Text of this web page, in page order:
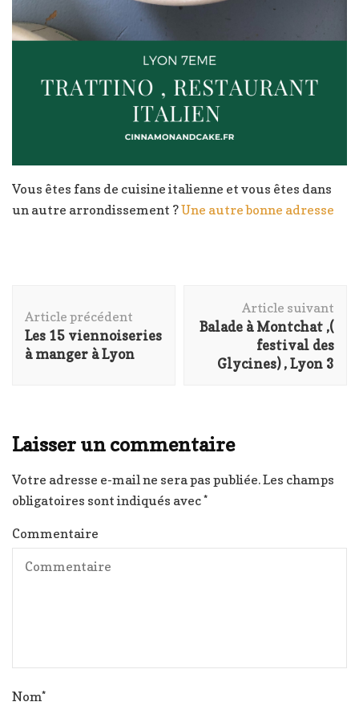
Vous êtes fans de cuisine italienne et vous êtes dans
un autre arrondissement ?Une autre bonne adresse
d'article
Article précédent
Les 15 viennoiseries
à manger à Lyon
Article suivant
Balade à Montchat ,(
festival des
Glycines) , Lyon 3
Laisser un commentaire
Votre adresse e-mail ne sera pas publiée.Les champs
obligatoires sont indiqués avec*
Commentaire
Nom*